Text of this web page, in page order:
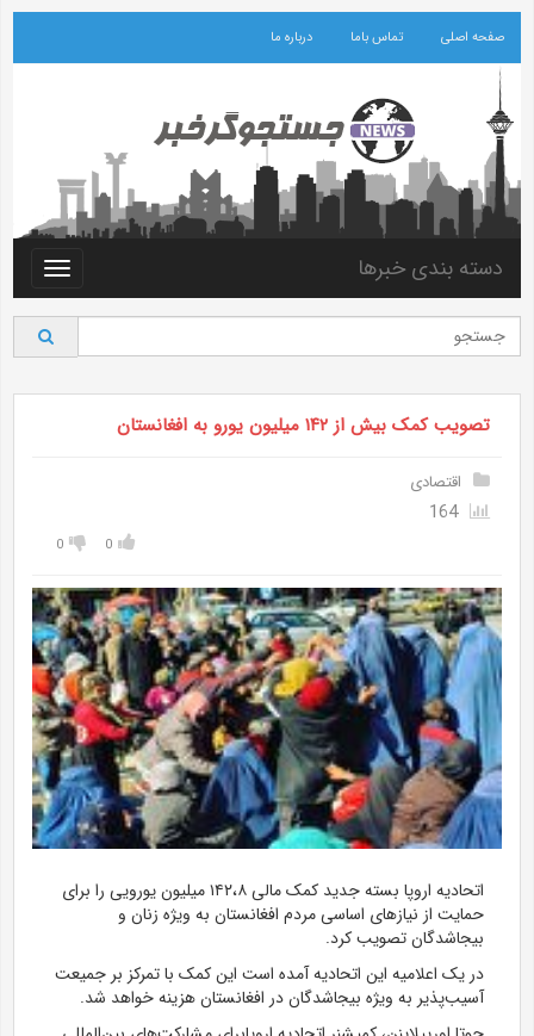
صفحه اصلی تماس باما درباره ما
Toggle
دسته بندی خبرها
تصویب کمک بیش از ۱۴۲ میلیون یورو به افغانستان
اقتصادی
0
0
اتحادیه اروپا بسته جدید کمک مالی ۱۴۲،۸ میلیون یورویی را برای
حمایت از نیازهای اساسی مردم افغانستان به ویژه زنان و
بیجاشدگان تصویب کرد.
در یک اعلامیه این اتحادیه آمده است این کمک با تمرکز بر جمیعت
آسیب‌پذیر به ویژه بیجاشدگان در افغانستان هزینه خواهد شد.